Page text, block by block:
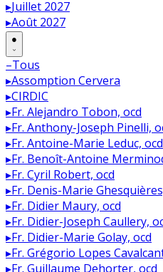
▸Juillet 2027
▸Août 2027
●
–Tous
▸Assomption Cervera
▸CIRDIC
▸Fr. Alejandro Tobon, ocd
▸Fr. Anthony-Joseph Pinelli,
▸Fr. Antoine-Marie Leduc, ocd
▸Fr. Benoît-Antoine
▸Fr. Cyril Robert, ocd
▸Fr. Denis-Marie
▸Fr. Didier Maury, ocd
▸Fr. Didier-Joseph Caullery,
▸Fr. Didier-Marie Golay, ocd
▸Fr. Grégorio Lopes
▸Fr. Guillaume Dehorter, ocd